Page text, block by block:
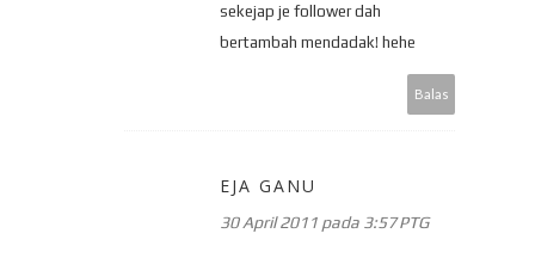
sekejap je follower dah
bertambah mendadak! hehe
Balas
EJA GANU
30 April 2011 pada 3:57 PTG